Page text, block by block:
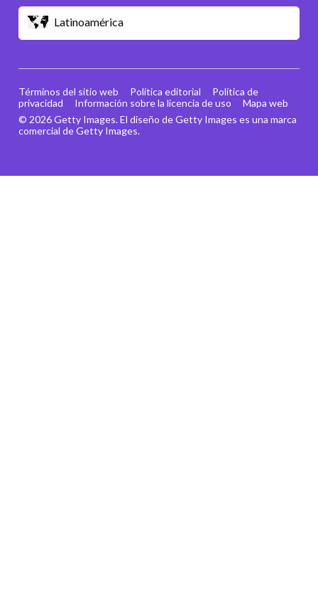
Latinoamérica
© 2026 Getty Images. El diseño de Getty Images es una marca
comercial de Getty Images.
Términos del sitio web Política editorial
Política de
privacidad
Información sobre la licencia de uso Mapa web